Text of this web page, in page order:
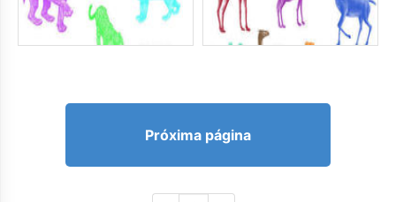
Próxima página